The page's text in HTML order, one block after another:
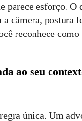
parece esforço. O
câmera, postura
reconhece como
ao seu
única. Um